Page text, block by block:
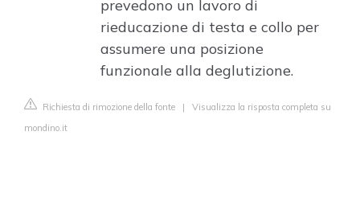
prevedono un lavoro di
rieducazione di testa e collo per
assumere una posizione
funzionale alla deglutizione.
Richiesta di rimozione della fonte | Visualizza la risposta completa su
mondino.it